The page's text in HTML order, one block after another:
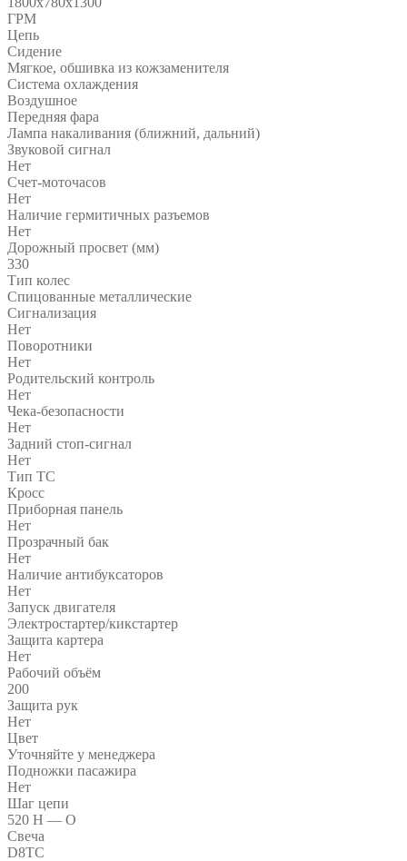
ГРМ
Цепь
Сидение
Мягкое, обшивка из кожзаменителя
Система охлаждения
Воздушное
Передняя фара
Лампа накаливания (ближний, дальний)
Звуковой сигнал
Нет
Счет-моточасов
Нет
Наличие гермитичных разъемов
Нет
Дорожный просвет (мм)
330
Тип колес
Спицованные металлические
Сигнализация
Нет
Поворотники
Нет
Родительский контроль
Нет
Чека-безопасности
Нет
Задний стоп-сигнал
Нет
Тип ТС
Кросс
Приборная панель
Нет
Прозрачный бак
Нет
Наличие антибуксаторов
Нет
Запуск двигателя
Электростартер/кикстартер
Защита картера
Нет
Рабочий объём
200
Защита рук
Нет
Цвет
Уточняйте у менеджера
Подножки пасажира
Нет
Шаг цепи
520 H — O
Свеча
D8TC